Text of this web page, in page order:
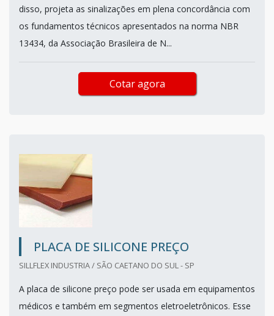
disso, projeta as sinalizações em plena concordância com
os fundamentos técnicos apresentados na norma NBR
13434, da Associação Brasileira de N...
Cotar agora
PLACA DE SILICONE PREÇO
SILLFLEX INDUSTRIA / SÃO CAETANO DO SUL - SP
A placa de silicone preço pode ser usada em equipamentos
médicos e também em segmentos eletroeletrônicos. Esse